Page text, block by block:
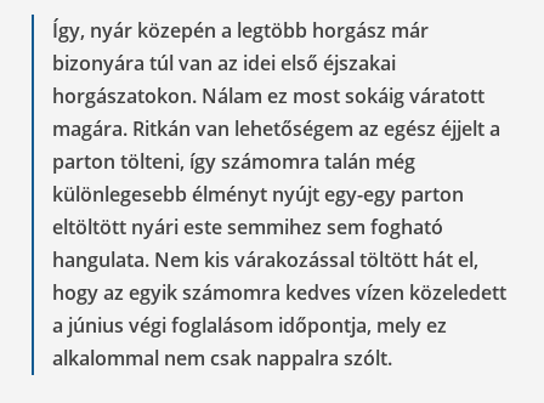
Így, nyár közepén a legtöbb horgász már
bizonyára túl van az idei első éjszakai
horgászatokon. Nálam ez most sokáig váratott
magára. Ritkán van lehetőségem az egész éjjelt a
parton tölteni, így számomra talán még
különlegesebb élményt nyújt egy-egy parton
eltöltött nyári este semmihez sem fogható
hangulata. Nem kis várakozással töltött hát el,
hogy az egyik számomra kedves vízen közeledett
a június végi foglalásom időpontja, mely ez
alkalommal nem csak nappalra szólt.